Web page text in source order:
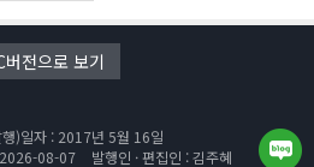
버전으로 보기
행)일자 : 2017년 5월 16일
08-07 발행인 · 편집인 : 김주혜